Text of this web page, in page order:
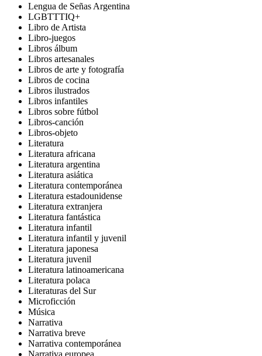
Lengua de Señas Argentina
LGBTTTIQ+
Libro de Artista
Libro-juegos
Libros álbum
Libros artesanales
Libros de arte y fotografía
Libros de cocina
Libros ilustrados
Libros infantiles
Libros sobre fútbol
Libros-canción
Libros-objeto
Literatura
Literatura africana
Literatura argentina
Literatura asiática
Literatura contemporánea
Literatura estadounidense
Literatura extranjera
Literatura fantástica
Literatura infantil
Literatura infantil y juvenil
Literatura japonesa
Literatura juvenil
Literatura latinoamericana
Literatura polaca
Literaturas del Sur
Microficción
Música
Narrativa
Narrativa breve
Narrativa contemporánea
Narrativa europea